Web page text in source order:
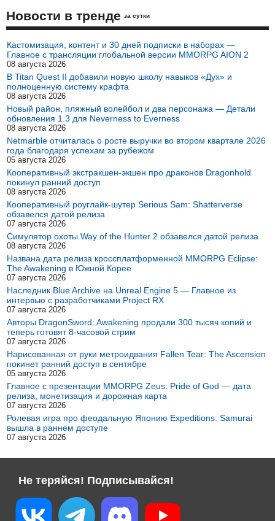
Новости в тренде за сутки
Кастомизация, контент и 30 дней подписки в наборах —
Главное с трансляции глобальной версии MMORPG AION 2
08 августа 2026
В Titan Quest II добавили новую школу навыков «Дух» и
полноценную систему крафта
08 августа 2026
Новый район, пляжный волейбол и два персонажа — Детали
обновления 1.3 для Neverness to Everness
08 августа 2026
Netmarble отчиталась о росте выручки во втором квартале 2026
года благодаря успехам за рубежом
05 августа 2026
Кооперативный экстракшен-экшен про драконов Dragonhold
покинул ранний доступ
08 августа 2026
Кооперативный роуглайк-шутер Serious Sam: Shatterverse
обзавелся датой релиза
07 августа 2026
Симулятор охоты Way of the Hunter 2 обзавелся датой релиза
08 августа 2026
Названа дата релиза кроссплатформенной MMORPG Eclipse:
The Awakening в Южной Корее
07 августа 2026
Наследник Blue Archive на Unreal Engine 5 — Главное из
интервью с разработчиками Project RX
07 августа 2026
Авторы DragonSword: Awakening продали 300 тысяч копий и
теперь готовят 8-часовой стрим
07 августа 2026
Нарисованная от руки метроидвания Fallen Tear: The Ascension
покинет ранний доступ в сентябре
05 августа 2026
Главное с презентации MMORPG Zeus: Pride of God — дата
релиза, монетизация и дорожная карта
07 августа 2026
Ролевая игра про феодальную Японию Expeditions: Samurai
вышла в раннем доступе
07 августа 2026
Не теряйся! Подписывайся!